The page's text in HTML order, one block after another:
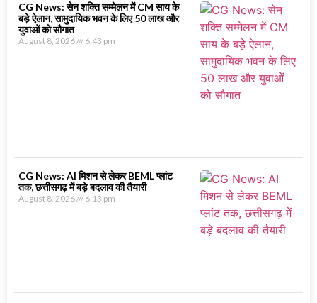
CG News: सेन शक्ति सम्मेलन में CM साय के
बड़े ऐलान, सामुदायिक भवन के लिए 50 लाख और
युवाओं को सौगात
August 8, 2026 6:43 pm
CG News: AI मिशन से लेकर BEML प्लांट
तक, छत्तीसगढ़ में बड़े बदलाव की तैयारी
August 8, 2026 6:13 pm